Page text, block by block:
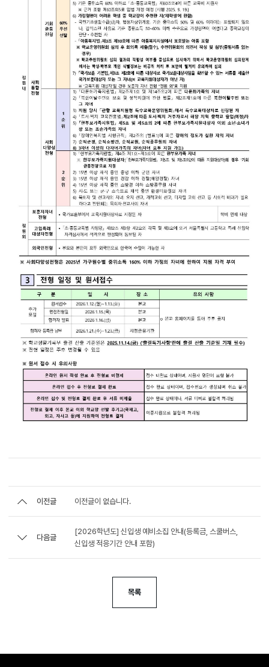
이전글 이전글이 없습니다.
다음글
[2026학년도] 신입생 예비소집 안내(등록금, 스쿨버스,
신입생 적응기간 안내 포함)
목록